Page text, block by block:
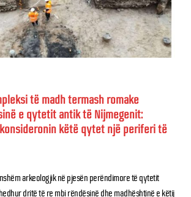
të madh termash romake
e qytetit antik të Nijmegenit:
konsideronin këtë qytet një periferi të
arkeologjik në pjesën perëndimore të qytetit
dritë të re mbi rëndësinë dhe madhështinë e këtij